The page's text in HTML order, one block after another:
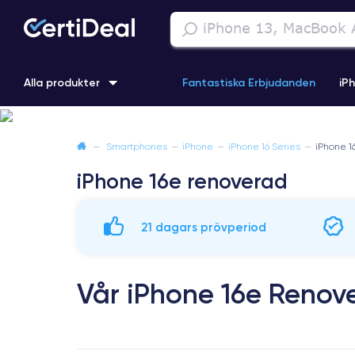
Alla produkter Fantastiska Erbjudanden
iPhone 11 Pro iPhone 15 Pro
— Smartphones — iPhone — iPhone 16 Series — iPhone
iPhone 16e renoverad
21 dagars prövperiod
Vår iPhone 16e